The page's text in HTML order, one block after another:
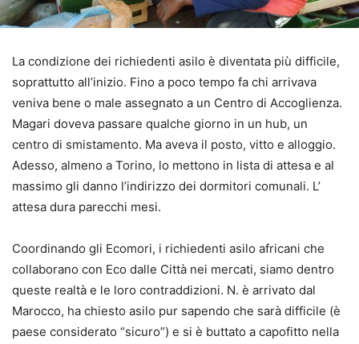
La condizione dei richiedenti asilo è diventata più difficile,
soprattutto all’inizio. Fino a poco tempo fa chi arrivava
veniva bene o male assegnato a un Centro di Accoglienza.
Magari doveva passare qualche giorno in un hub, un
centro di smistamento. Ma aveva il posto, vitto e alloggio.
Adesso, almeno a Torino, lo mettono in lista di attesa e al
massimo gli danno l’indirizzo dei dormitori comunali. L’
attesa dura parecchi mesi.
Coordinando gli Ecomori, i richiedenti asilo africani che
collaborano con Eco dalle Città nei mercati, siamo dentro
queste realtà e le loro contraddizioni. N. è arrivato dal
Marocco, ha chiesto asilo pur sapendo che sarà difficile (è
paese considerato “sicuro”) e si è buttato a capofitto nella